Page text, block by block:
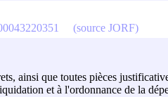
ainsi que toutes pièces
et à l'ordonnance de la
(source JORF)